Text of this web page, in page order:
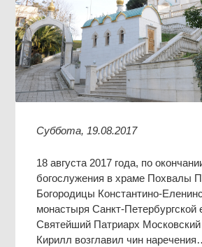
Суббота, 19.08.2017
18 августа 2017 года, по
богослужения в храме Похвалы
Богородицы Константино-
монастыря Санкт-Петербургской
Святейший Патриарх
Кирилл возглавил чин